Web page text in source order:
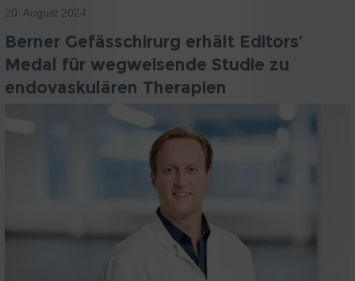
20. August 2024
Berner Gefässchirurg erhält Editors’
Medal für wegweisende Studie zu
endovaskulären Therapien